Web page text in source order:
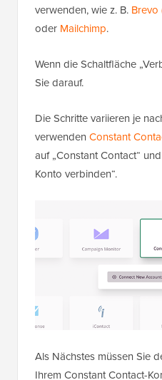
verwenden, wie z. B. Brevo
oder Mailchimp.
Wenn die Schaltfläche
Sie darauf.
Die Schritte variieren je
verwenden Constant
auf „Constant Contact“
Konto verbinden“.
Als Nächstes müssen Sie
Ihrem Constant Contact-